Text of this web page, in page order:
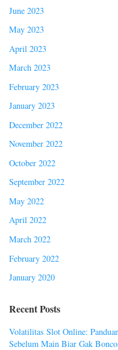
June 2023
May 2023
April 2023
March 2023
February 2023
January 2023
December 2022
November 2022
October 2022
September 2022
May 2022
April 2022
March 2022
February 2022
January 2020
Recent Posts
Volatilitas Slot Online:
Sebelum Main Biar Gak